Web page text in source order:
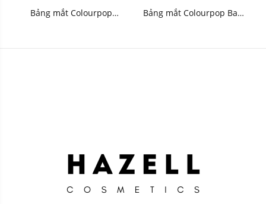
Bảng mắt Colourpop
Bảng mắt Colourpop Baby